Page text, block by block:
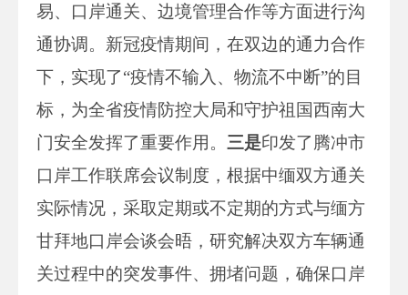
易、口岸通关、边境管理合作等方面进行沟
通协调。新冠疫情期间，在双边的通力合作
下，实现了“疫情不输入、物流不中断”的目
标，为全省疫情防控大局和守护祖国西南大
门安全发挥了重要作用。 三是印发了腾冲市
口岸工作联席会议制度，根据中缅双方通关
实际情况，采取定期或不定期的方式与缅方
甘拜地口岸会谈会晤，研究解决双方车辆通
关过程中的突发事件、拥堵问题，确保口岸